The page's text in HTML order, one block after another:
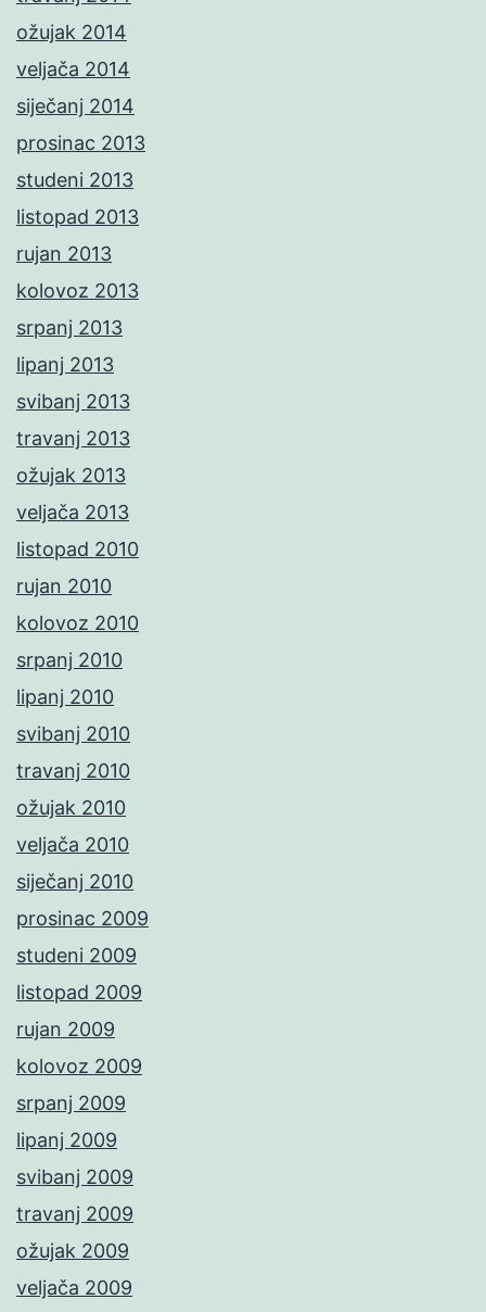
ožujak 2014
veljača 2014
siječanj 2014
prosinac 2013
studeni 2013
listopad 2013
rujan 2013
kolovoz 2013
srpanj 2013
lipanj 2013
svibanj 2013
travanj 2013
ožujak 2013
veljača 2013
listopad 2010
rujan 2010
kolovoz 2010
srpanj 2010
lipanj 2010
svibanj 2010
travanj 2010
ožujak 2010
veljača 2010
siječanj 2010
prosinac 2009
studeni 2009
listopad 2009
rujan 2009
kolovoz 2009
srpanj 2009
lipanj 2009
svibanj 2009
travanj 2009
ožujak 2009
veljača 2009